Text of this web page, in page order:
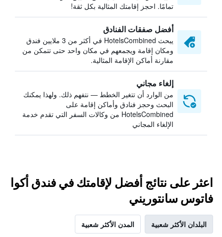
تمامًا. احجز إقامتك المثالية بكل ثقة!
أفضل صفقات الفنادق
يبحث HotelsCombined في أكثر من 3 ملايين فندق
ومكان إقامة ويجمعهم في مكان واحد حتى تتمكن من
مقارنة أماكن الإقامة المثالية.
إلغاء مجاني
من الوارد أن تتغير الخطط — نتفهم ذلك. ولهذا يمكنك
البحث وحجز فنادق وأماكن إقامة على
HotelsCombined من وكالات السفر التي تقدم خدمة
الإلغاء المجاني
اعثر على نتائج أفضل لإقامتك في فندق أكوا
فاتوس سانتوريني
البلدان الأكثر شعبية المدن الأكثر شعبية